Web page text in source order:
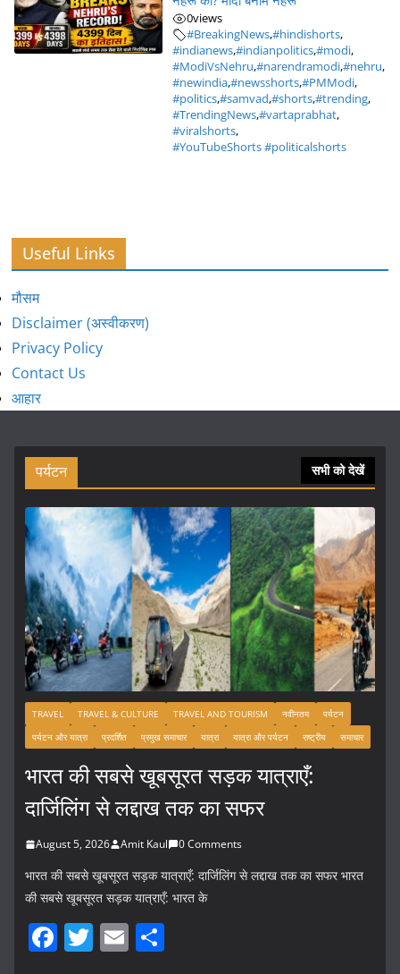
0views
#BreakingNews,#hindishorts,
#indianews,#indianpolitics,#modi,
#ModiVsNehru,#narendramodi,#nehru,
#newindia,#newsshorts,#PMModi,
#politics,#samvad,#shorts,#trending,
#TrendingNews,#vartaprabhat,
#viralshorts,
#YouTubeShorts #politicalshorts
Useful Links
मौसम
Disclaimer (अस्वीकरण)
Privacy Policy
Contact Us
आहार
पर्यटन सभी को देखें
TRAVEL TRAVEL & CULTURE TRAVEL AND TOURISM नवीनतम
पर्यटन
पर्यटन और यात्रा
प्रदर्शित प्रमुख समाचार यात्रा यात्रा और पर्यटन राष्ट्रीय समाचार
भारत की सबसे खूबसूरत सड़क यात्राएँ:
दार्जिलिंग से लद्दाख तक का सफर
August 5, 2026 Amit Kaul 0 Comments
भारत की सबसे खूबसूरत सड़क यात्राएँ: दार्जिलिंग से लद्दाख तक का सफर भारत
की सबसे खूबसूरत सड़क यात्राएँ: भारत के
F T E